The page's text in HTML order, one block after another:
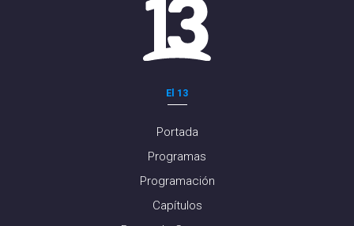
El 13
Portada
Programas
Programación
Capítulos